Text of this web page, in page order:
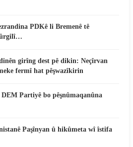
PDKê li Bremenê tê
girîng dest pê dikin: Neçîrvan
fermî hat pêşwazîkirin
Partiyê bo pêşnûmaqanûna
Paşînyan û hikûmeta wî îstifa